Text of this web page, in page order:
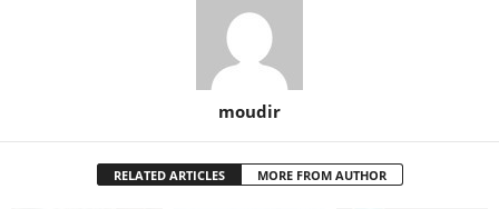
moudir
RELATED ARTICLES MORE FROM AUTHOR